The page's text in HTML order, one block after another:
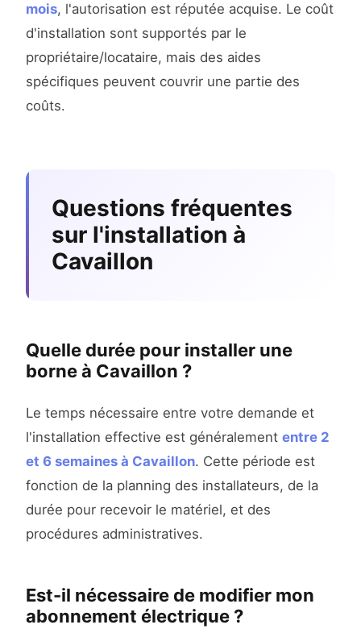
mois, l'autorisation est réputée acquise. Le coût
d'installation sont supportés par le
propriétaire/locataire, mais des aides
spécifiques peuvent couvrir une partie des
coûts.
Questions fréquentes
sur l'installation à
Cavaillon
Quelle durée pour installer une
borne à Cavaillon ?
Le temps nécessaire entre votre demande et
l'installation effective est généralement entre 2
et 6 semaines à Cavaillon. Cette période est
fonction de la planning des installateurs, de la
durée pour recevoir le matériel, et des
procédures administratives.
Est-il nécessaire de modifier mon
abonnement électrique ?